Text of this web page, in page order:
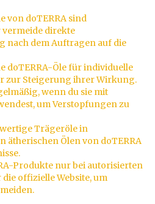
von doTERRA sind
vermeide direkte
nach dem Auftragen auf die
doTERRA-Öle für individuelle
zur Steigerung ihrer Wirkung.
wenn du sie mit
um Verstopfungen zu
Trägeröle in
ätherischen Ölen von doTERRA
Produkte nur bei autorisierten
offizielle Website, um